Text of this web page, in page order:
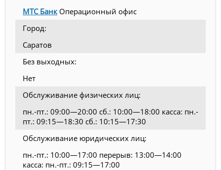
МТС Банк Операционный офис
Город:
Саратов
Без выходных:
Нет
Обслуживание физических лиц:
пн.-пт.: 09:00—20:00 сб.: 10:00—18:00 касса: пн.-
пт.: 09:15—18:30 сб.: 10:15—17:30
Обслуживание юридических лиц:
пн.-пт.: 10:00—17:00 перерыв: 13:00—14:00
касса: пн.-пт.: 09:15—17:00